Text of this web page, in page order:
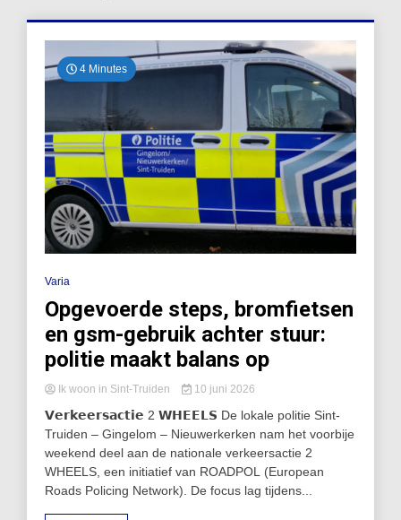
4 Minutes
Varia
Opgevoerde steps, bromfietsen
en gsm-gebruik achter stuur:
politie maakt balans op
Ik woon in Sint-Truiden 10 juni 2026
𝗩𝗲𝗿𝗸𝗲𝗲𝗿𝘀𝗮𝗰𝘁𝗶𝗲 2 𝗪𝗛𝗘𝗘𝗟𝗦 De lokale politie Sint-
Truiden – Gingelom – Nieuwerkerken nam het voorbije
weekend deel aan de nationale verkeersactie 2
WHEELS, een initiatief van ROADPOL (European
Roads Policing Network). De focus lag tijdens...